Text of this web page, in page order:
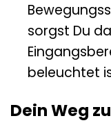
sorgst Du
beleuchtet
Dein Weg